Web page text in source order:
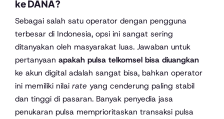
ke DANA?
Sebagai salah satu operator dengan pengguna
terbesar di Indonesia, opsi ini sangat sering
ditanyakan oleh masyarakat luas. Jawaban untuk
pertanyaan apakah pulsa telkomsel bisa diuangkan
ke akun digital adalah sangat bisa, bahkan operator
ini memiliki nilai rate yang cenderung paling stabil
dan tinggi di pasaran. Banyak penyedia jasa
penukaran pulsa memprioritaskan transaksi pulsa